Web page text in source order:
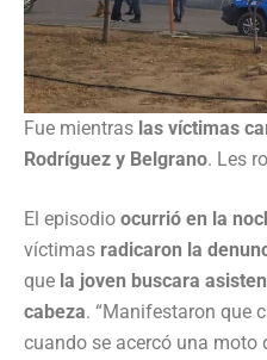
Fue mientras las víctimas
Rodríguez y Belgrano. Les
El episodio ocurrió en la
víctimas radicaron la
que la joven buscara
cabeza. “Manifestaron que
cuando se acercó una moto